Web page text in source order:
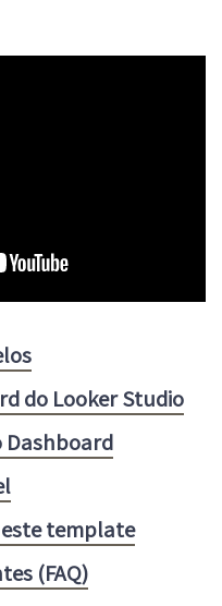
do Looker Studio
Dashboard
template
(FAQ)